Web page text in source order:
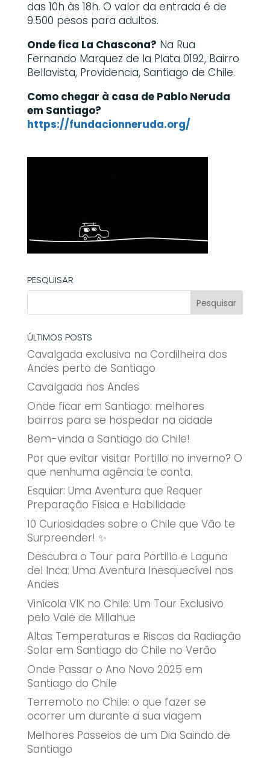
das 10h às 18h. O valor da entrada é de
9.500 pesos para adultos.
Onde fica La Chascona? Na Rua
Fernando Marquez de la Plata 0192, Bairro
Bellavista, Providencia, Santiago de Chile.
Como chegar à casa de Pablo Neruda
em Santiago?
https://fundacionneruda.org/
PESQUISAR
ÚLTIMOS POSTS
Cavalgada exclusiva na Cordilheira dos
Andes perto de Santiago
Cavalgada nos Andes
Onde ficar em Santiago: melhores
bairros para se hospedar na cidade
Bem-vinda a Santiago do Chile!
Por que evitar visitar Portillo no inverno? O
que nenhuma agência te conta.
Esquiar: Uma Aventura que Requer
Preparação Física e Habilidade
10 Curiosidades sobre o Chile que Vão te
Surpreender! ✨
Descubra o Tour para Portillo e Laguna
del Inca: Uma Aventura Inesquecível nos
Andes
Vinícola VIK no Chile: Um Tour Exclusivo
pelo Vale de Millahue
Altas Temperaturas e Riscos da Radiação
Solar em Santiago do Chile no Verão
Onde Passar o Ano Novo 2025 em
Santiago do Chile
Terremoto no Chile: o que fazer se
ocorrer um durante a sua viagem
Melhores Passeios de um Dia Saindo de
Santiago